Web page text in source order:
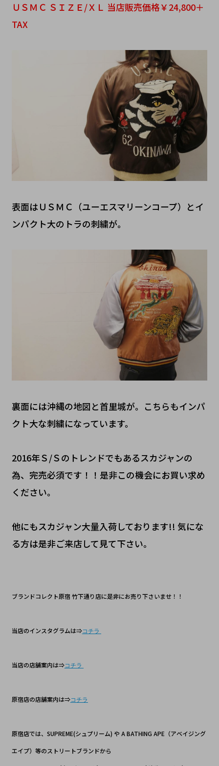
ＵＳＭＣ ＳＩＺＥ/ＸＬ 当店販売価格￥24,800＋
TAX
表面はＵＳＭＣ（ユーエスマリーンコープ）とイ
ンパクト大のトラの刺繍が。
裏面には沖縄の地図と首里城が。こちらもインパ
クト大な刺繍になっています。
2016年Ｓ/Ｓのトレンドでもあるスカジャンの
為、完売必須です！！是非この機会にお買い求め
ください。
他にもスカジャン大量入荷しております!! 気にな
る方は是非ご来店して見て下さい。
ブランドコレクト原宿 竹下通り店に是非にお売り下さいませ！！
当店のインスタグラムは⇒コチラ
当店の店舗案内は⇒コチラ
原宿店の店舗案内は⇒コチラ
原宿店では、SUPREME(シュプリーム) や A BATHING APE（アベイジング
エイプ）等のストリートブランドから